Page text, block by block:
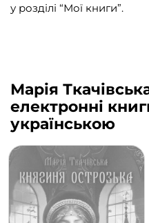
у розділі “Мої книги”.
Марія
електронні
українською